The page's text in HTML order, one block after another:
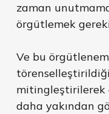
zaman
örgütlemek
Ve bu
mitingleştirilerek
daha yakından